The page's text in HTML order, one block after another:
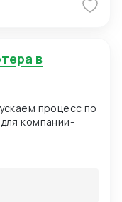
процесс по
компании-